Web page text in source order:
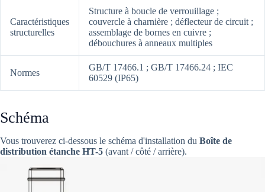
Caractéristiques
structurelles
Structure à boucle de verrouillage ;
couvercle à charnière ; déflecteur de circuit ;
assemblage de bornes en cuivre ;
débouchures à anneaux multiples
Normes
GB/T 17466.1 ; GB/T 17466.24 ; IEC
60529 (IP65)
Schéma
Vous trouverez ci-dessous le schéma d'installation du Boîte de
distribution étanche HT-5 (avant / côté / arrière).